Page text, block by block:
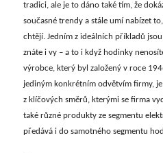
tradici, ale je to dáno také tím, že
současné trendy a stále umí nabízet
chtějí. Jedním z ideálních příkladů jsou
znáte i vy – a to i když hodinky
výrobce, který byl založený v roce
jediným konkrétním odvětvím firmy,
z klíčových směrů, kterými se firma
také různé produkty ze segmentu
předává i do samotného segmentu